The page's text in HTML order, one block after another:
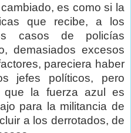
es como si la
que recibe, a los
casos de policías
demasiados excesos
pareciera haber
jefes políticos, pero
la fuerza azul es
para la militancia de
a los derrotados, de